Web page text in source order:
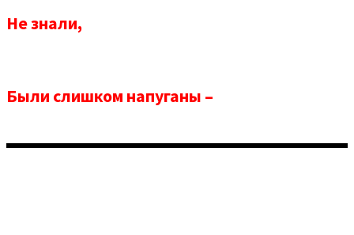
Не знали,
Были слишком напуганы –